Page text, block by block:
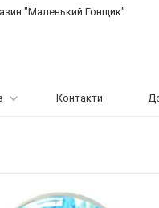
"Маленький Гонщик"
Контакти